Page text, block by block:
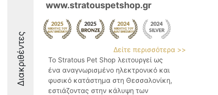
Διακριθέντες
www.stratouspetshop.gr
Δείτε περισσότερα >>
Το Stratous Pet Shop λειτουργεί ως
ένα αναγνωρισμένο ηλεκτρονικό και
φυσικό κατάστημα στη Θεσσαλονίκη,
εστιάζοντας στην κάλυψη των